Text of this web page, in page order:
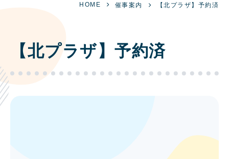
HOME 催事案内 【北プラザ】予約済
【北プラザ】予約済